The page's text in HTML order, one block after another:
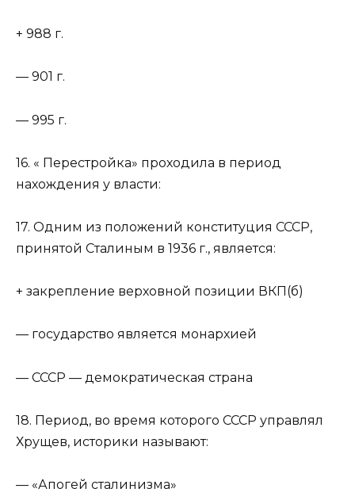
+ 988 г.
— 901 г.
— 995 г.
16. « Перестройка» проходила в период
нахождения у власти:
17. Одним из положений конституция СССР,
принятой Сталиным в 1936 г., является:
+ закрепление верховной позиции ВКП(б)
— государство является монархией
— СССР — демократическая страна
18. Период, во время которого СССР управлял
Хрущев, историки называют:
— «Апогей сталинизма»